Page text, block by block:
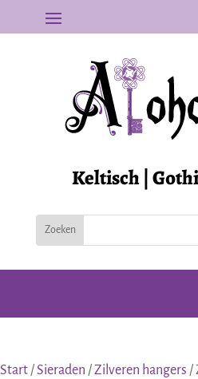
Keltisch |
Start /Sieraden /Zilveren hangers /